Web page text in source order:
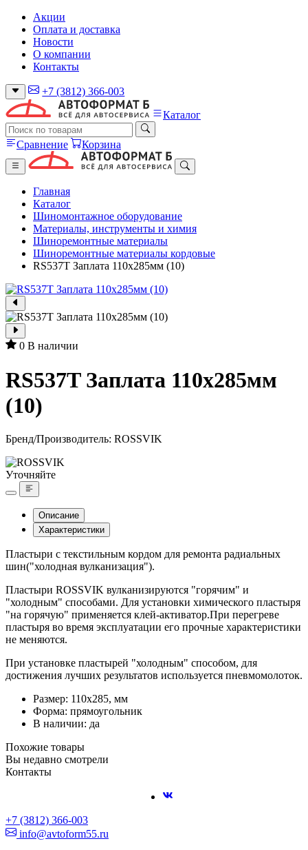
Акции
Оплата и доставка
Новости
О компании
Контакты
+7 (3812) 366-003
Каталог
Сравнение Корзина
Главная
Каталог
Шиномонтажное оборудование
Материалы, инструменты и химия
Шиноремонтные материалы
Шиноремонтные материалы кордовые
RS537T Заплата 110х285мм (10)
0 В наличии
RS537T Заплата 110х285мм
(10)
Бренд/Производитель: ROSSVIK
Уточняйте
Описание
Характеристики
Пластыри с текстильным кордом для ремонта радиальных
шин("холодная вулканизация").
Пластыри ROSSVIK вулканизируются "горячим" и
"холодным" способами. Для установки химического пластыря
"на горячую" применяется клей-активатор.При перегреве
пластыря во время эксплуатации его прочные характеристики
не меняются.
При установке пластырей "холодным" способом, для
достижения лучших результатов используется пневмомолоток.
Размер: 110х285, мм
Форма: прямоугольник
В наличии: да
Похожие товары
Вы недавно смотрели
Контакты
+7 (3812) 366-003
info@avtoform55.ru